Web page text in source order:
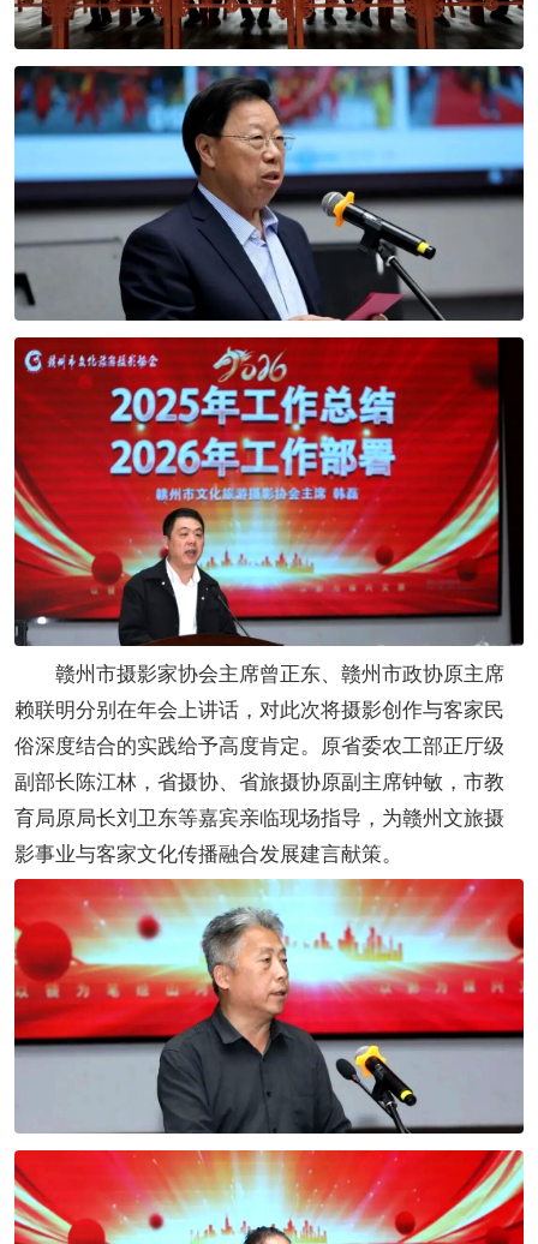
赣州市摄影家协会主席曾正东、赣州市政协原主席
赖联明分别在年会上讲话，对此次将摄影创作与客家民
俗深度结合的实践给予高度肯定。原省委农工部正厅级
副部长陈江林，省摄协、省旅摄协原副主席钟敏，市教
育局原局长刘卫东等嘉宾亲临现场指导，为赣州文旅摄
影事业与客家文化传播融合发展建言献策。